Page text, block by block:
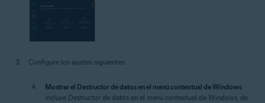
Configure los ajustes siguientes:
Mostrar el Destructor de datos en el menú contextual de Windows:
incluye Destructor de datos en el menú contextual de Windows, de